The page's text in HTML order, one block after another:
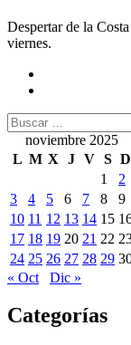
Despertar de la
viernes.
Buscar:
noviembre 2025
L M X J V S D
1
2
3
4 5 6 7 8
9
10 11 12 13 14 15
17 18 19 20 21 22
24 25 26 27 28 29
« Oct
Dic »
Categorías